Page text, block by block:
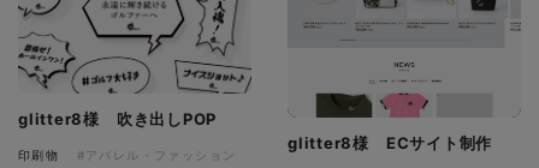
glitter8様 ECサイト制作
glitter8様 吹き出しPOP
印刷物
#アパレル・ファッション